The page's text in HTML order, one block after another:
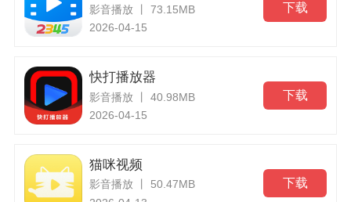
影音播放 丨 73.15MB
2026-04-15
下载
快打播放器
影音播放 丨 40.98MB
2026-04-15
下载
猫咪视频
影音播放 丨 50.47MB
下载